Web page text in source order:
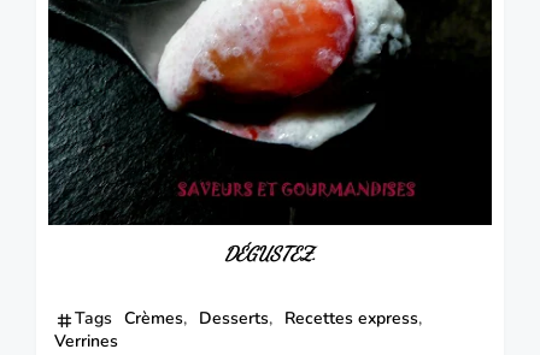
DÉGUSTEZ.
Tags Crèmes Desserts
Recettes express
Verrines